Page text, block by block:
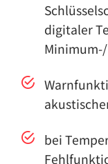
digitaler
bei